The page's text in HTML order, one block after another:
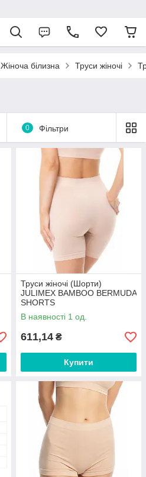
Жіноча білизна Труси жіночі
0 Фільтри
Труси жіночі (Шорти)
JULIMEX BAMBOO BERMUDA
SHORTS
В наявності 1 од.
611,14 ₴
Купити